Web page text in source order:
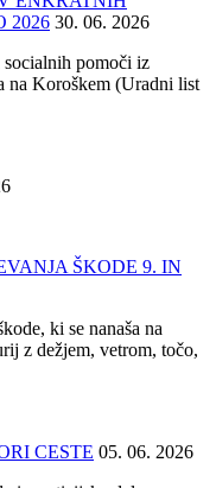
2026 30. 06. 2026
pomoči iz
na Koroškem (Uradni list
ŠKODE 9. IN
ki se nanaša na
z dežjem, vetrom, točo,
CESTE 05. 06. 2026